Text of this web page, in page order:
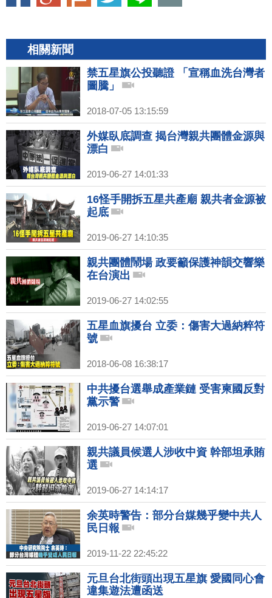
相關新聞
禁五星旗公投聽證 「宣稱血洗台灣者
圖騰」
2018-07-05 13:15:59
外媒臥底調查 揭台灣親共團體金源與
漂白
2019-06-27 14:01:33
16怪手開拆五星共產廟 親共者金源被
起底
2019-06-27 14:10:35
親共團體鬧場 政要籲保護神韻交響樂
在台演出
2019-06-27 14:02:55
五星血旗擾台 立委：傷害大過納粹符
號
2018-06-08 16:38:17
中共擾台選舉成產業鏈 受害柬國反對
黨示警
2019-06-27 14:07:01
親共議員候選人涉收中資 幹部坦承賄
選
2019-06-27 14:14:17
余英時警告：部分台媒幾乎變中共人
民日報
2019-11-22 22:45:22
元旦台北街頭出現五星旗 愛國同心會
違集遊法遭函送